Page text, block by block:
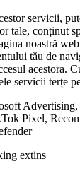
servicii,
tale, conținut
noastră
tău de
acestora.
servicii terțe
Advertising,
Pixel,
extins